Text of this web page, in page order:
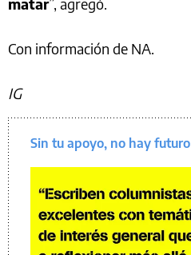
Con información de NA.
IG
Sin tu apoyo, no hay futuro